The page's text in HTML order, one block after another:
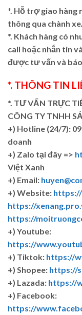
*. Hỗ trợ giao hàng
thông qua chành
*. Khách hàng có
call hoặc nhắn tin
được tư vấn và
*. THÔNG TIN
*. TƯ VẤN TRỰC
CÔNG TY TNHH
+) Hotline (24/7):
doanh
+) Zalo tại đây =>
Việt Xanh
+) Email:
+) Website:
https://
https://
+) Youtube:
https://
+) Tiktok: https://
+) Shopee: https://
+) Lazada: https://
+) Facebook:
https://